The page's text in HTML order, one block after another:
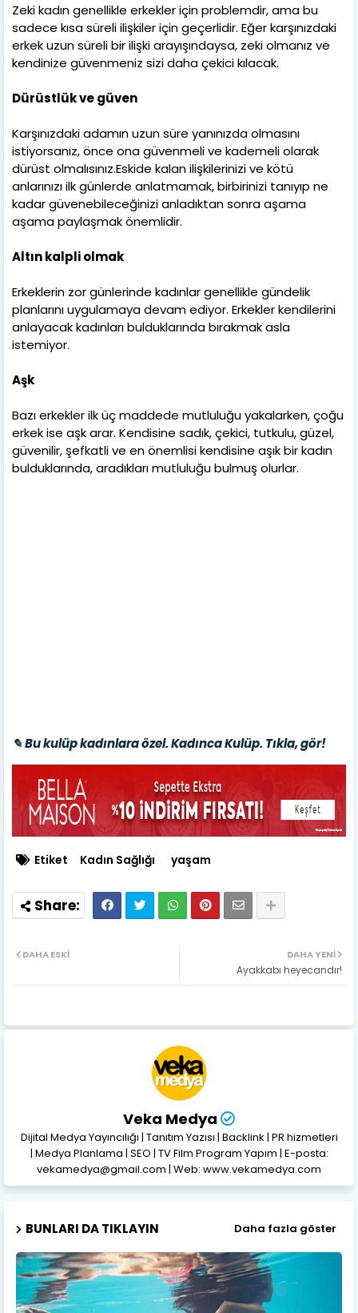
Zeki kadın genellikle erkekler için problemdir, ama bu
sadece kısa süreli ilişkiler için geçerlidir. Eğer karşınızdaki
erkek uzun süreli bir ilişki arayışındaysa, zeki olmanız ve
kendinize güvenmeniz sizi daha çekici kılacak.
Dürüstlük ve güven
Karşınızdaki adamın uzun süre yanınızda olmasını
istiyorsanız, önce ona güvenmeli ve kademeli olarak
dürüst olmalısınız.Eskide kalan ilişkilerinizi ve kötü
anlarınızı ilk günlerde anlatmamak, birbirinizi tanıyıp ne
kadar güvenebileceğinizi anladıktan sonra aşama
aşama paylaşmak önemlidir.
Altın kalpli olmak
Erkeklerin zor günlerinde kadınlar genellikle gündelik
planlarını uygulamaya devam ediyor. Erkekler kendilerini
anlayacak kadınları bulduklarında bırakmak asla
istemiyor.
Aşk
Bazı erkekler ilk üç maddede mutluluğu yakalarken, çoğu
erkek ise aşk arar. Kendisine sadık, çekici, tutkulu, güzel,
güvenilir, şefkatli ve en önemlisi kendisine aşık bir kadın
bulduklarında, aradıkları mutluluğu bulmuş olurlar.
✎ Bu kulüp kadınlara özel. Kadınca Kulüp. Tıkla, gör!
Etiket Kadın Sağlığı yaşam
DAHA YENI
Ayakkabı heyecandır!
DAHA ESKI
Veka Medya
Dijital Medya Yayıncılığı | Tanıtım Yazısı | Backlink | PR hizmetleri
| Medya Planlama | SEO | TV Film Program Yapım | E-posta:
vekamedya@gmail.com | Web: www.vekamedya.com
BUNLARI DA TIKLAYIN Daha fazla göster